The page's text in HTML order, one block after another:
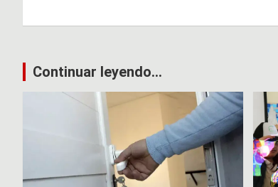
ce
o
o
at
A
p
p
tt
Navegación
de
entradas
Continuar leyendo...